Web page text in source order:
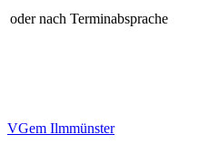
oder nach Terminabsprache
VGem Ilmmünster